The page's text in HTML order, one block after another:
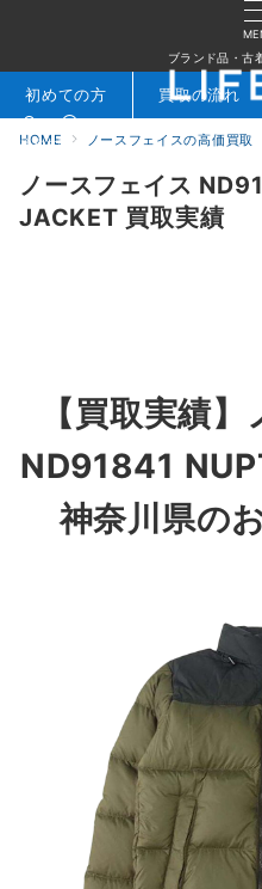
ブランド品・古
検索 お問合せ
初めての方 買取の流れ
HOME ノースフェイスの高価買取
ノースフェイス
JACKET 買取実績
【買取実績
ND91841
神奈川県の